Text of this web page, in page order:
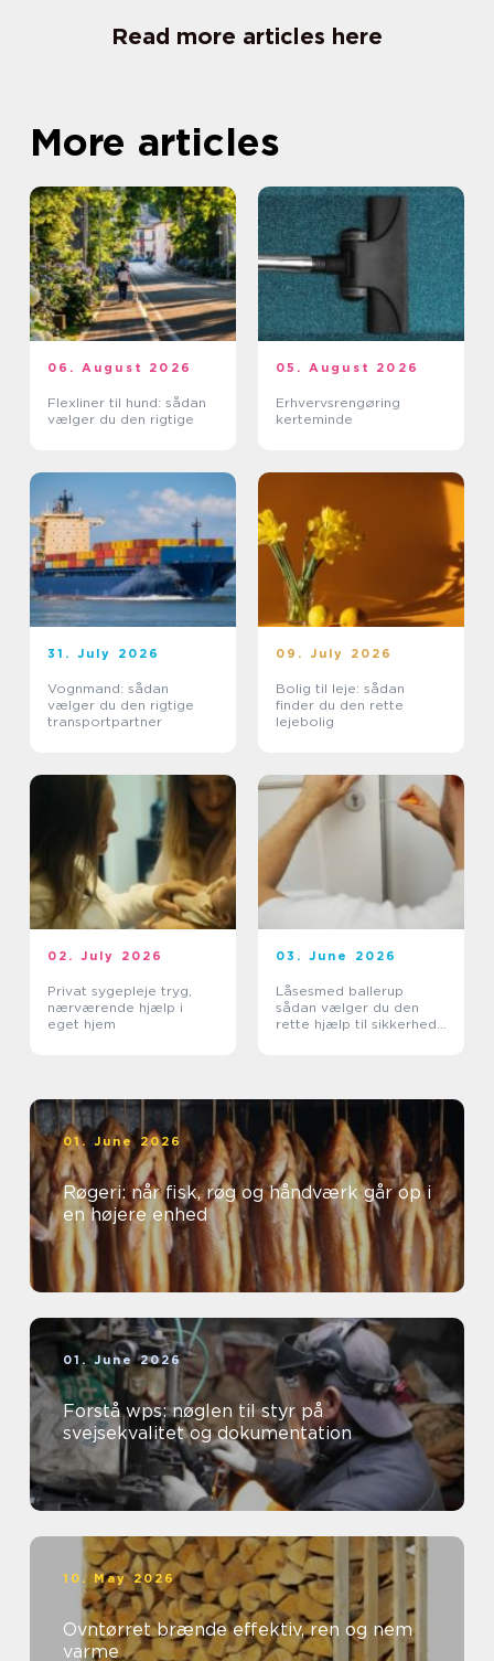
Read more articles here
More articles
06. August 2026
Flexliner til hund: sådan
vælger du den rigtige
05. August 2026
Erhvervsrengøring
kerteminde
31. July 2026
Vognmand: sådan
vælger du den rigtige
transportpartner
09. July 2026
Bolig til leje: sådan
finder du den rette
lejebolig
02. July 2026
Privat sygepleje tryg,
nærværende hjælp i
eget hjem
03. June 2026
Låsesmed ballerup
sådan vælger du den
rette hjælp til sikkerhed
01. June 2026
Røgeri: når fisk, røg og håndværk går op i
en højere enhed
01. June 2026
Forstå wps: nøglen til styr på
svejsekvalitet og dokumentation
10. May 2026
Ovntørret brænde effektiv, ren og nem
varme